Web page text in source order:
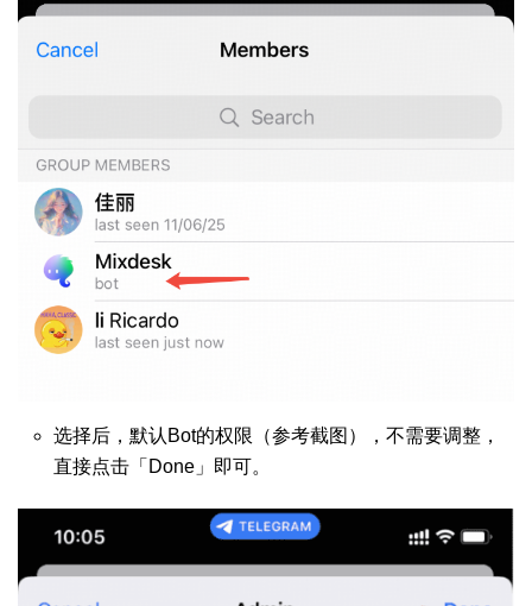
选择后，默认Bot的权限（参考截图），不需要调整，
直接点击「Done」即可。